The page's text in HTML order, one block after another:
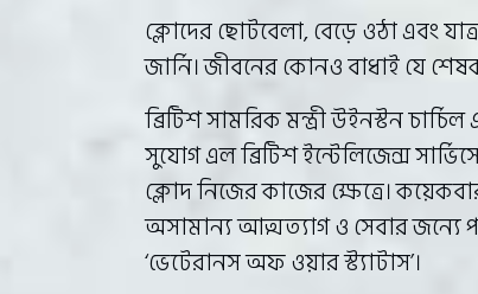
ক্লোদের ছোটবেলা, বেড়ে ওঠা এবং
জার্নি। জীবনের কোনও বাধাই যে
ব্রিটিশ সামরিক মন্ত্রী উইনস্টন
সুযোগ এল ব্রিটিশ ইন্টেলিজেন্স
ক্লোদ নিজের কাজের ক্ষেত্রে।
অসামান্য আত্মত্যাগ ও সেবার জন্যে
‘ভেটেরানস অফ ওয়ার স্ট্যাটাস’।